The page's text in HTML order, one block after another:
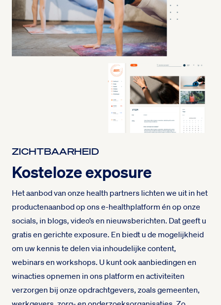
ZICHTBAARHEID
Kosteloze exposure
Het aanbod van onze health partners lichten we uit in het
productenaanbod op ons e-healthplatform én op onze
socials, in blogs, video’s en nieuwsberichten. Dat geeft u
gratis en gerichte exposure. En biedt u de mogelijkheid
om uw kennis te delen via inhoudelijke content,
webinars en workshops. U kunt ook aanbiedingen en
winacties opnemen in ons platform en activiteiten
verzorgen bij onze opdrachtgevers, zoals gemeenten,